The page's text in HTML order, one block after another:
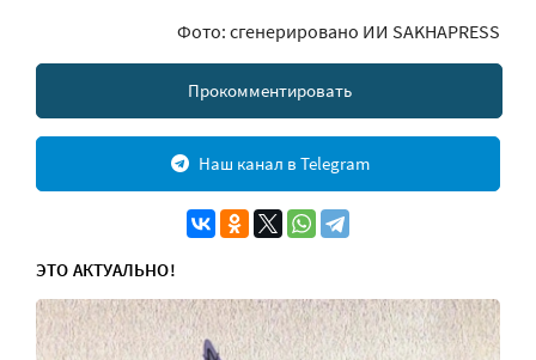
Фото: сгенерировано ИИ SAKHAPRESS
Прокомментировать
Наш канал в Telegram
ЭТО АКТУАЛЬНО!